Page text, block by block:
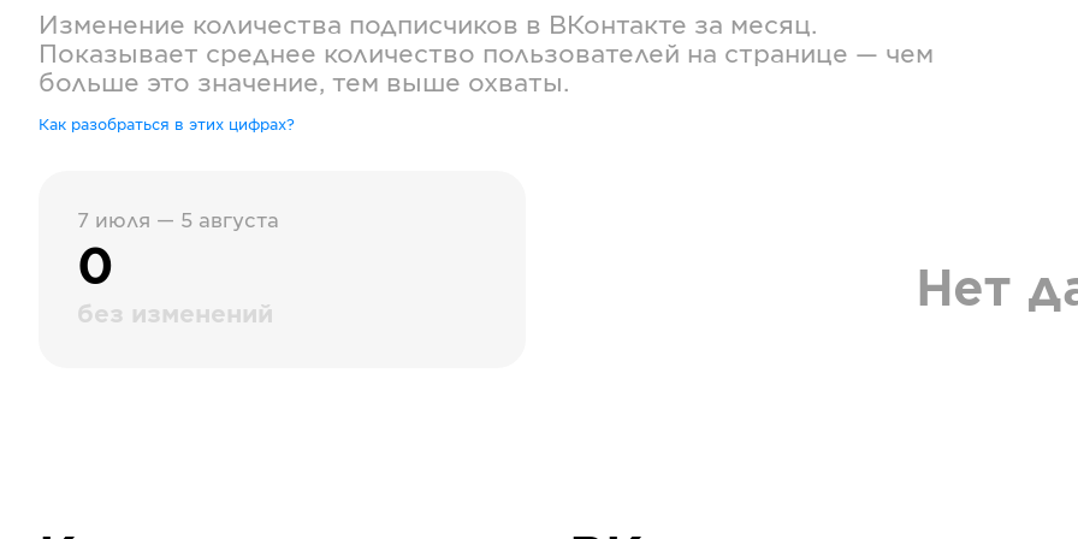
Изменение количества подписчиков в ВКонтакте за месяц.
Показывает среднее количество пользователей на странице — чем
больше это значение, тем выше охваты.
Как разобраться в этих цифрах?
7 июля — 5 августа
0
без изменений Нет